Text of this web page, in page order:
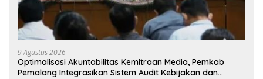
9 Agustus 2026
​Optimalisasi Akuntabilitas Kemitraan Media, Pemkab
Pemalang Integrasikan Sistem Audit Kebijakan dan